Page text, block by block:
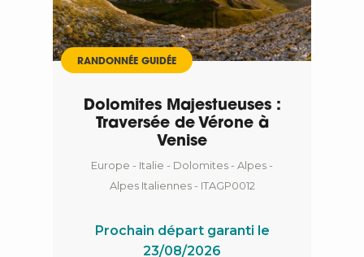
RANDONNÉE GUIDÉE
Dolomites Majestueuses :
Traversée de Vérone à
Venise
Europe - Italie - Dolomites - Alpes -
Alpes Italiennes - ITAGP0012
Prochain départ garanti le
23/08/2026